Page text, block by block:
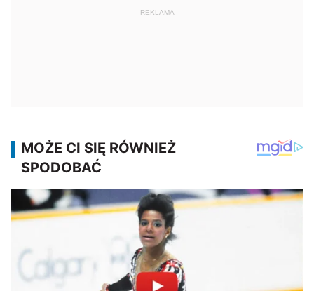
REKLAMA